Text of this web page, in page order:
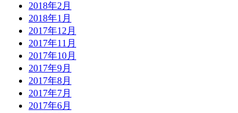
2018年2月
2018年1月
2017年12月
2017年11月
2017年10月
2017年9月
2017年8月
2017年7月
2017年6月